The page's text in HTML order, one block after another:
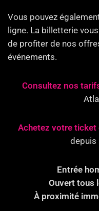
Vous pouvez
ligne. La billetterie
de profiter de nos
événements.
Consultez nos
Achetez votre ticket
depuis
Entrée
Ouvert tous
À proximité